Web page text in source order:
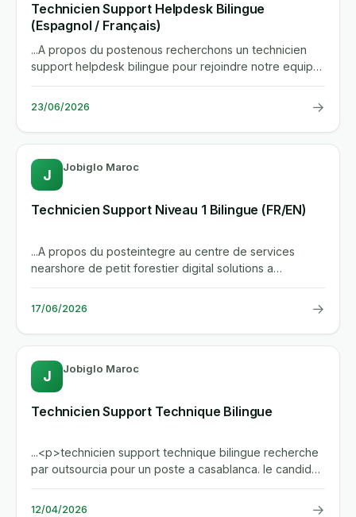
Technicien Support Helpdesk Bilingue
(Espagnol / Français)
...A propos du postenous recherchons un technicien
support helpdesk bilingue pour rejoindre notre equipe
it et assurer un...
23/06/2026 →
J Jobiglo Maroc
Technicien Support Niveau 1 Bilingue (FR/EN)
...A propos du posteintegre au centre de services
nearshore de petit forestier digital solutions a
casablanca, vous...
17/06/2026 →
J Jobiglo Maroc
Technicien Support Technique Bilingue
...<p>technicien support technique bilingue recherche
par outsourcia pour un poste a casablanca. le candidat
doit...
12/04/2026 →